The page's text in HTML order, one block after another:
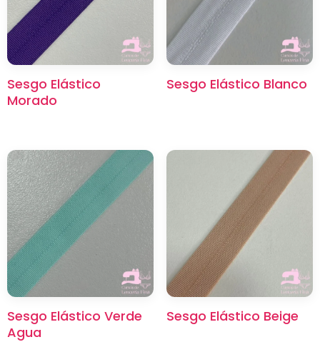
Sesgo Elástico
Morado
Sesgo Elástico Blanco
Sesgo Elástico Verde
Agua
Sesgo Elástico Beige